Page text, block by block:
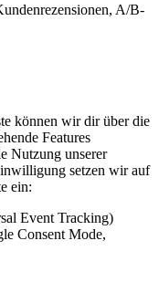
A/B-
können wir dir über die
Features
Nutzung unserer
setzen wir auf
ein:
Event Tracking)
Consent Mode,